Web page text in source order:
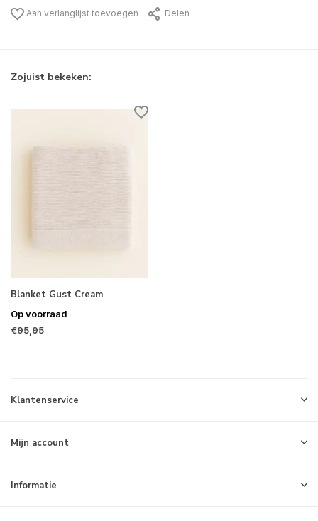
Aan verlanglijst toevoegen Delen
Zojuist bekeken:
Blanket Gust Cream
Op voorraad
€95,95
Klantenservice
Mijn account
Informatie